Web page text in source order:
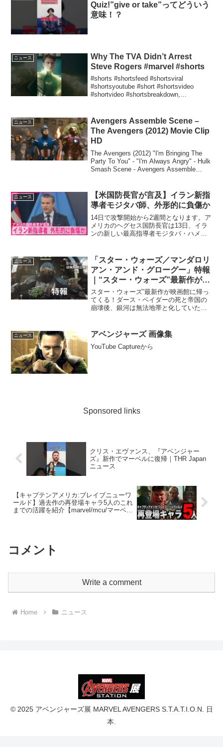
Quiz!”give or take”ってどういう
意味！？
ニュース
Why The TVA Didn’t Arrest
Steve Rogers #marvel #shorts
#shorts #shortsfeed #shortsviral
#shortsyoutube #short #shortsvideo
#shortvideo #shortsbreakdown,
ニュース
Avengers Assemble Scene –
The Avengers (2012) Movie Clip
HD
The Avengers (2012) "I'm Bringing The
Party To You" - "I'm Always Angry" - Hulk
Smash Scene - Avengers Assemble
ニュース
【米国防長官が言及】イラン新指
導者モジタバ師、外形的に負傷か
14日で攻撃開始から2週間となります。ア
メリカのヘグセス国防長官は13日、イラ
ンの新しい最高指導者モジタバ・ハメネ
ニュース
「スター・ウォーズ／マンダロリ
アン・アンド・グローグー」特報
｜“スター・ウォーズ”最新作が映
画館に帰ってくる！｜2026年5月
22日（金）劇場公開！
スター・ウォーズ”最新作が映画館に帰っ
てくる！ダース・ベイダーの死と帝国の
崩壊後、銀河は無法地帯と化していた。
な孤高の賞金稼ぎ“マンダロリアン”。ある
日、強大なフォース...
ニュース アベンジャーズ 画像集
YouTube Captureから
Sponsored links
クリス・エヴァンス、『アベンジャー
ズ』新作でマーベルに復帰｜THR Japan
ニュース
【キャプテンアメリカ:ブレイブニューワ
ールド】過去作の再登場キャラ5人のこれ
までの活躍を紹介【marvel/mcu/マーベ
コメント
Write a comment
Home ニュース
© 2025 アベンジャーズ展 MARVEL AVENGERS S.T.A.T.I.O.N. 日
本.